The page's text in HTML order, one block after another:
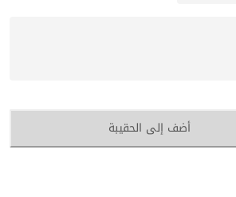
أضف إلى الحقيبة